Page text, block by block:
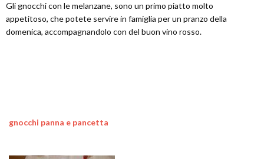
Gli gnocchi con le melanzane, sono un primo piatto molto
appetitoso, che potete servire in famiglia per un pranzo della
domenica, accompagnandolo con del buon vino rosso.
gnocchi panna e pancetta